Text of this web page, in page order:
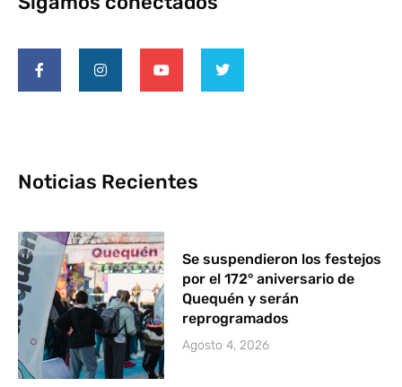
Noticias Recientes
Se suspendieron los festejos
por el 172° aniversario de
Quequén y serán
reprogramados
Agosto 4, 2026